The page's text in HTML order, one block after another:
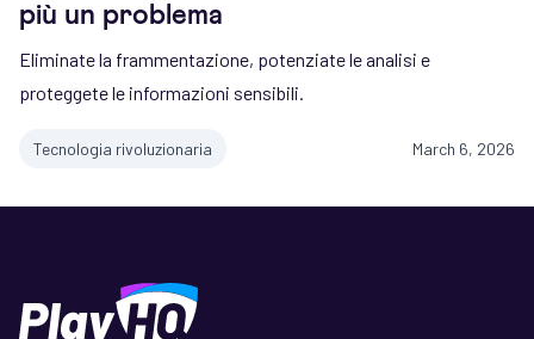
più un problema
Eliminate la frammentazione, potenziate le analisi e
proteggete le informazioni sensibili.
Tecnologia rivoluzionaria March 6, 2026